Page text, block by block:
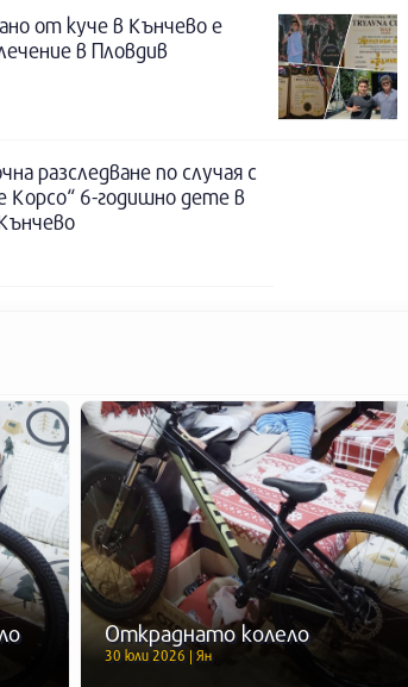
от куче в Кънчево е
в Пловдив
разследване по случая с
Корсо“ 6-годишно дете в
Откраднато колело
30 юли 2026 | Ян